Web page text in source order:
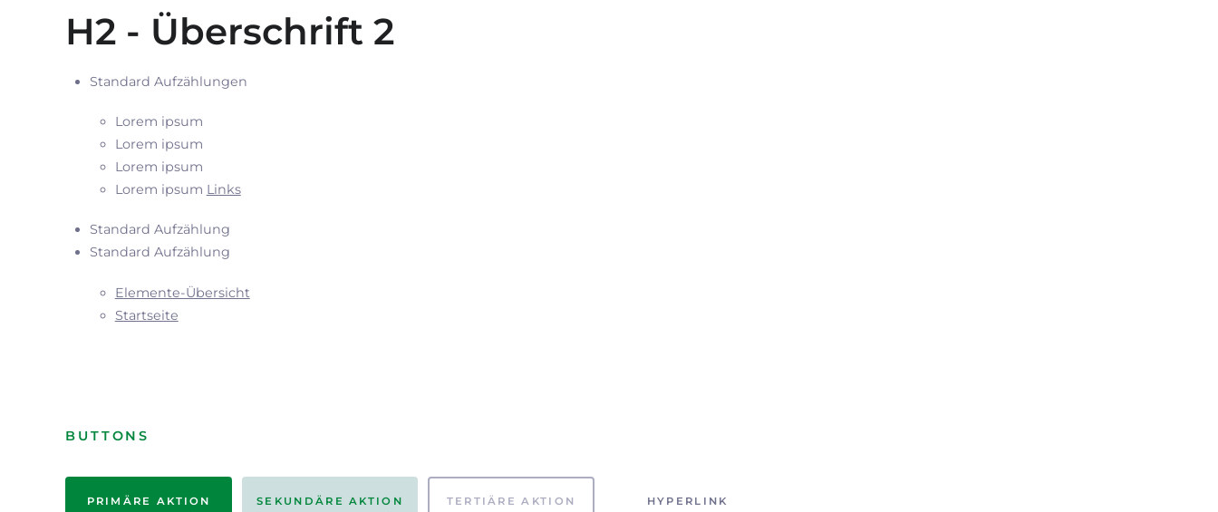
H2 - Überschrift 2
Standard Aufzählungen
Lorem ipsum
Lorem ipsum
Lorem ipsum
Lorem ipsum Links
Standard Aufzählung
Standard Aufzählung
Elemente-Übersicht
Startseite
BUTTONS
PRIMÄRE AKTION SEKUNDÄRE AKTION TERTIÄRE AKTION HYPERLINK